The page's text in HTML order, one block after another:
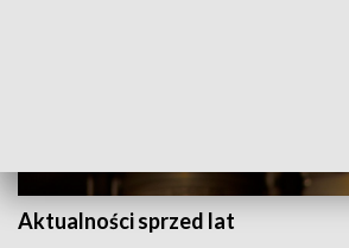
Aktualności sprzed lat